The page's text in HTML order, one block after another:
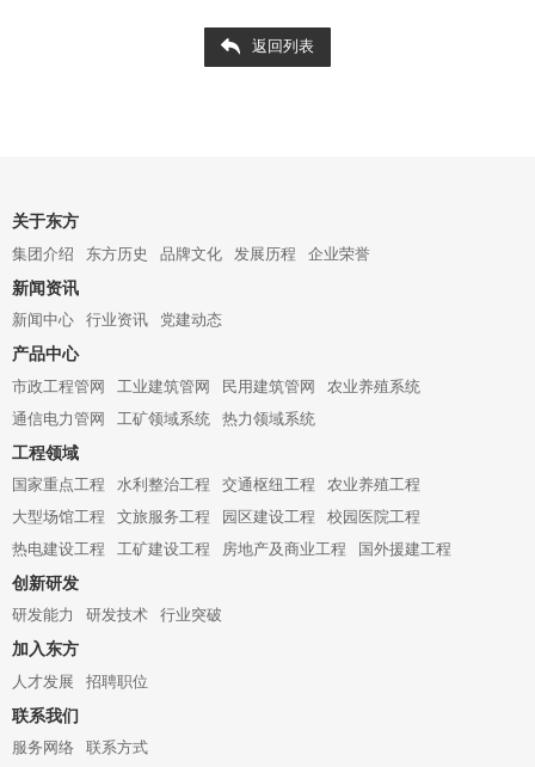
返回列表
关于东方
集团介绍 东方历史 品牌文化 发展历程 企业荣誉
新闻资讯
新闻中心 行业资讯 党建动态
产品中心
市政工程管网 工业建筑管网 民用建筑管网
农业养殖系统
通信电力管网
工矿领域系统 热力领域系统
工程领域
国家重点工程 水利整治工程 交通枢纽工程
农业养殖工程
大型场馆工程
文旅服务工程 园区建设工程
校园医院工程
热电建设工程
工矿建设工程 房地产及商业工程 国外援建工程
创新研发
研发能力 研发技术 行业突破
加入东方
人才发展 招聘职位
联系我们
服务网络 联系方式